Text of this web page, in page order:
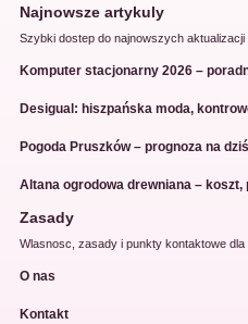
Najnowsze artykuly
Szybki dostep do najnowszych aktualizacji
Komputer stacjonarny 2026 –
Desigual: hiszpańska moda,
Pogoda Pruszków – prognoza na
Altana ogrodowa drewniana – koszt,
Zasady
Wlasnosc, zasady i punkty kontaktowe dla
O nas
Kontakt